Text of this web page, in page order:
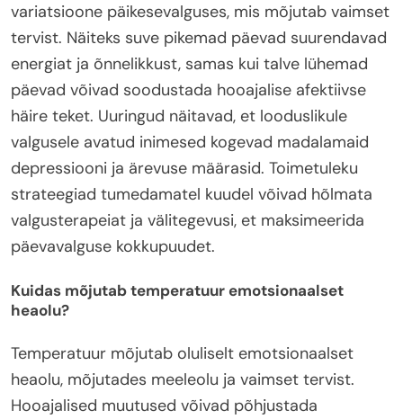
variatsioone päikesevalguses, mis mõjutab vaimset
tervist. Näiteks suve pikemad päevad suurendavad
energiat ja õnnelikkust, samas kui talve lühemad
päevad võivad soodustada hooajalise afektiivse
häire teket. Uuringud näitavad, et looduslikule
valgusele avatud inimesed kogevad madalamaid
depressiooni ja ärevuse määrasid. Toimetuleku
strateegiad tumedamatel kuudel võivad hõlmata
valgusterapeiat ja välitegevusi, et maksimeerida
päevavalguse kokkupuudet.
Kuidas mõjutab temperatuur emotsionaalset
heaolu?
Temperatuur mõjutab oluliselt emotsionaalset
heaolu, mõjutades meeleolu ja vaimset tervist.
Hooajalised muutused võivad põhjustada